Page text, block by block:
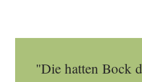
"Die hatten Bock